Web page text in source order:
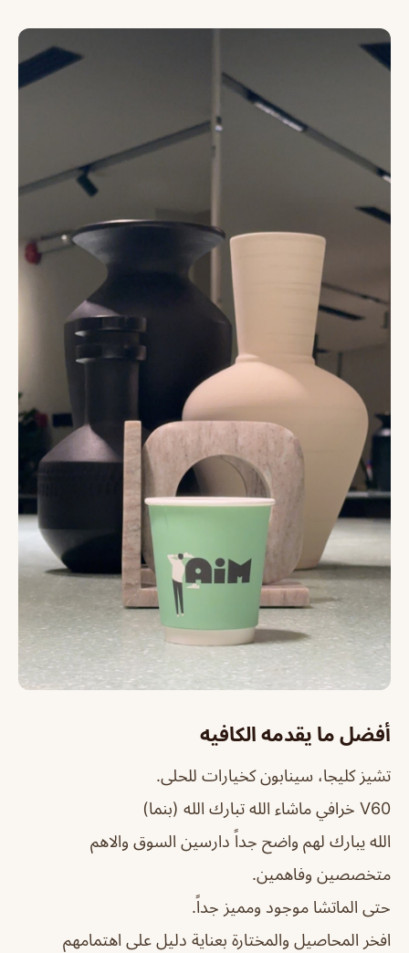
أفضل ما يقدمه الكافيه
تشيز كليجا، سينابون كخيارات للحلى.
V60 خرافي ماشاء الله تبارك الله (بنما)
الله يبارك لهم واضح جداً دارسين السوق والاهم
متخصصين وفاهمين.
حتى الماتشا موجود ومميز جداً.
افخر المحاصيل والمختارة بعناية دليل على اهتمامهم